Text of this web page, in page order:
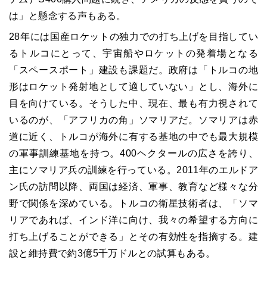
は」と懸念する声もある。
28年には国産ロケットの独力での打ち上げを目指してい
るトルコにとって、宇宙船やロケットの発着場となる
「スペースポート」建設も課題だ。政府は「トルコの地
形はロケット発射地として適していない」とし、海外に
目を向けている。そうした中、現在、最も有力視されて
いるのが、「アフリカの角」ソマリアだ。ソマリアは赤
道に近く、トルコが海外に有する基地の中でも最大規模
の軍事訓練基地を持つ。400ヘクタールの広さを誇り、
主にソマリア兵の訓練を行っている。2011年のエルドア
ン氏の訪問以降、両国は経済、軍事、教育など様々な分
野で関係を深めている。トルコの衛星技術者は、「ソマ
リアであれば、インド洋に向け、我々の希望する方向に
打ち上げることができる」とその有効性を指摘する。建
設と維持費で約3億5千万ドルとの試算もある。